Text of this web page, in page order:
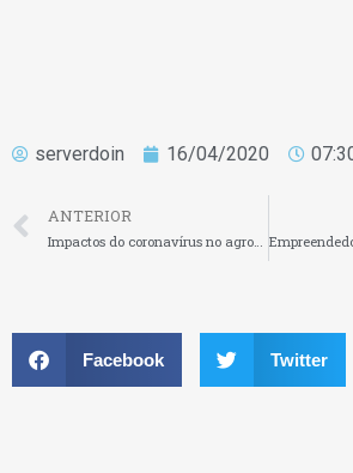
serverdoin 16/04/2020
ANTERIOR
Impactos do coronavírus no agronegócio e na inadimplência
Facebook Twitter